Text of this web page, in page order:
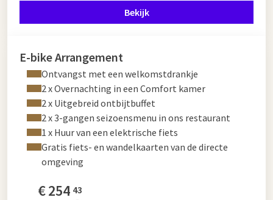
Bekijk
E-bike Arrangement
Ontvangst met een welkomstdrankje
2 x Overnachting in een Comfort kamer
2 x Uitgebreid ontbijtbuffet
2 x 3-gangen seizoensmenu in ons restaurant
1 x Huur van een elektrische fiets
Gratis fiets- en wandelkaarten van de directe
omgeving
€254 43